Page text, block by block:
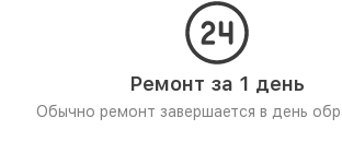
Ремонт за 1 день
Обычно ремонт завершается в день